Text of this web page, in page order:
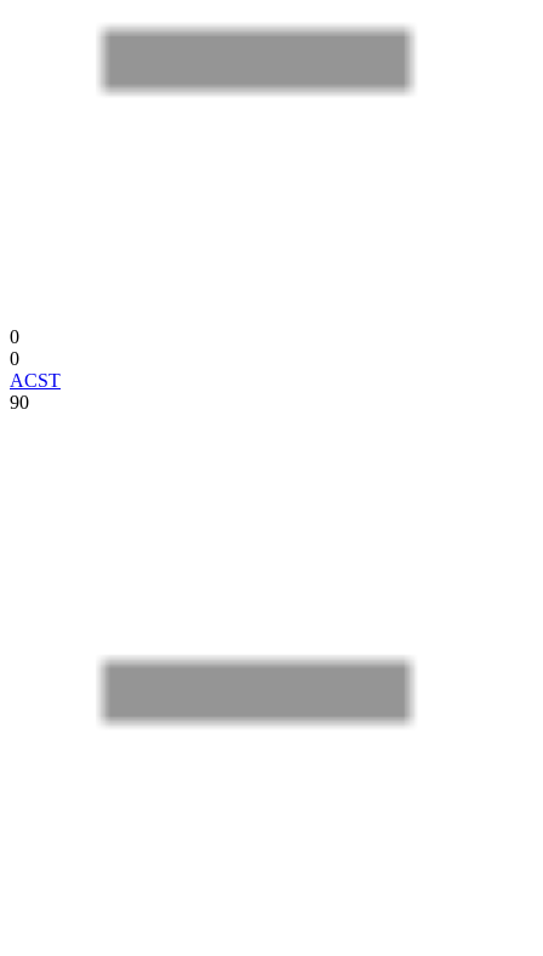
0
0
ACST
90